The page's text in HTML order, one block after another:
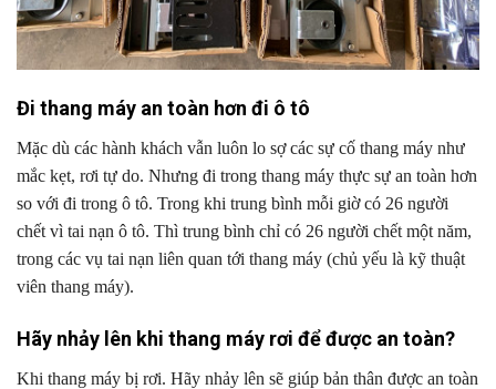
Đi thang máy an toàn hơn đi ô tô
Mặc dù các hành khách vẫn luôn lo sợ các sự cố thang máy như
mắc kẹt, rơi tự do. Nhưng đi trong thang máy thực sự an toàn hơn
so với đi trong ô tô. Trong khi trung bình mỗi giờ có 26 người
chết vì tai nạn ô tô. Thì trung bình chỉ có 26 người chết một năm,
trong các vụ tai nạn liên quan tới thang máy (chủ yếu là kỹ thuật
viên thang máy).
Hãy nhảy lên khi thang máy rơi để được an toàn?
Khi thang máy bị rơi. Hãy nhảy lên sẽ giúp bản thân được an toàn